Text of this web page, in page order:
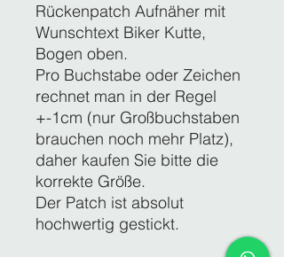
Rückenpatch Aufnäher mit
Wunschtext Biker Kutte,
Bogen oben.
Pro Buchstabe oder Zeichen
rechnet man in der Regel
+-1cm (nur Großbuchstaben
brauchen noch mehr Platz),
daher kaufen Sie bitte die
korrekte Größe.
Der Patch ist absolut
hochwertig gestickt.